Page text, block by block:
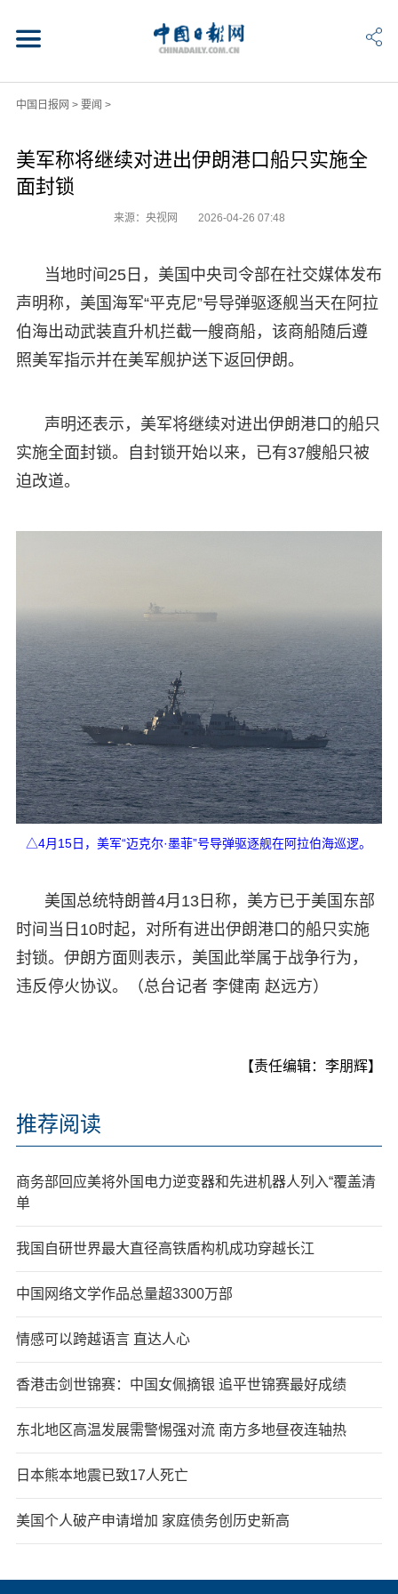
中国日报网 > 要闻 >
美军称将继续对进出伊朗港口船只实施全
面封锁
来源：央视网 2026-04-26 07:48
当地时间25日，美国中央司令部在社交媒体发布
声明称，美国海军“平克尼”号导弹驱逐舰当天在阿拉
伯海出动武装直升机拦截一艘商船，该商船随后遵
照美军指示并在美军舰护送下返回伊朗。
声明还表示，美军将继续对进出伊朗港口的船只
实施全面封锁。自封锁开始以来，已有37艘船只被
迫改道。
△4月15日，美军“迈克尔·墨菲”号导弹驱逐舰在阿拉伯海巡逻。
美国总统特朗普4月13日称，美方已于美国东部
时间当日10时起，对所有进出伊朗港口的船只实施
封锁。伊朗方面则表示，美国此举属于战争行为，
违反停火协议。（总台记者 李健南 赵远方）
【责任编辑：李朋辉】
推荐阅读
商务部回应美将外国电力逆变器和先进机器人列入“覆盖清
单
我国自研世界最大直径高铁盾构机成功穿越长江
中国网络文学作品总量超3300万部
情感可以跨越语言 直达人心
香港击剑世锦赛：中国女佩摘银 追平世锦赛最好成绩
东北地区高温发展需警惕强对流 南方多地昼夜连轴热
日本熊本地震已致17人死亡
美国个人破产申请增加 家庭债务创历史新高